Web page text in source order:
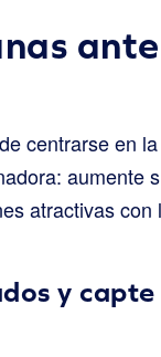
centrarse en
aumente
atractivas
y